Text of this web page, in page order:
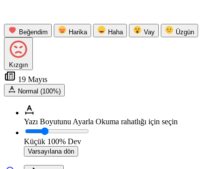
Beğendim Harika Haha Vay Üzgün
Kızgın
19 Mayıs
Normal (100%)
Yazı Boyutunu Ayarla Okuma rahatlığı için seçin
Küçük 100% Dev
Varsayılana dön